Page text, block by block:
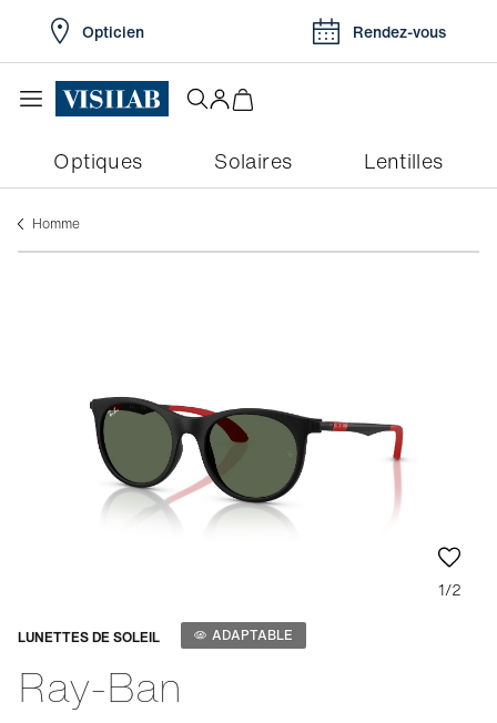
Opticien Rendez-vous
Optiques Solaires Lentilles
Homme
1/2
LUNETTES DE SOLEIL ADAPTABLE
Ray-Ban
Adaptable